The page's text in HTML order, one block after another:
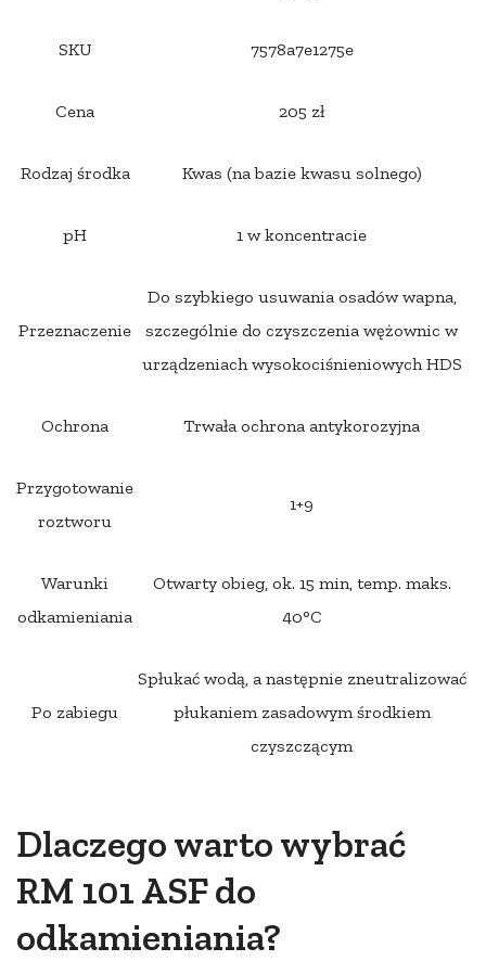
SKU 7578a7e1275e
Cena 205 zł
Rodzaj środka Kwas (na bazie kwasu solnego)
pH 1 w koncentracie
Przeznaczenie
Do szybkiego usuwania osadów wapna,
szczególnie do czyszczenia wężownic w
urządzeniach wysokociśnieniowych HDS
Ochrona Trwała ochrona antykorozyjna
Przygotowanie
roztworu
1+9
Warunki
odkamieniania
Otwarty obieg, ok. 15 min, temp. maks.
40°C
Po zabiegu
Spłukać wodą, a następnie zneutralizować
płukaniem zasadowym środkiem
czyszczącym
Dlaczego warto wybrać
RM 101 ASF do
odkamieniania?